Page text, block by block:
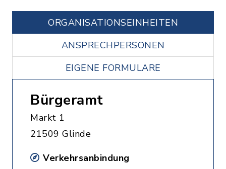
ORGANISATIONS­EINHEITEN
ANSPRECHPERSONEN
EIGENE FORMULARE
Bürgeramt
Markt 1
21509 Glinde
Verkehrsanbindung